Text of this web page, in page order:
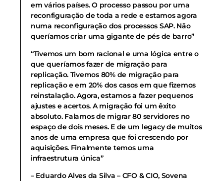
em vários países. O processo passou por uma
reconfiguração de toda a rede e estamos agora
numa reconfiguração dos processos SAP. Não
queríamos criar uma gigante de pés de barro”
“Tivemos um bom racional e uma lógica entre o
que queríamos fazer de migração para
replicação. Tivemos 80% de migração para
replicação e em 20% dos casos em que fizemos
reinstalação. Agora, estamos a fazer pequenos
ajustes e acertos. A migração foi um êxito
absoluto. Falamos de migrar 80 servidores no
espaço de dois meses. E de um legacy de muitos
anos de uma empresa que foi crescendo por
aquisições. Finalmente temos uma
infraestrutura única”
– Eduardo Alves da Silva – CFO & CIO, Sovena